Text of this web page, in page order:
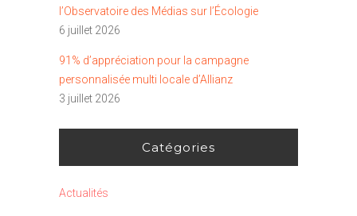
l’Observatoire des Médias sur l’Écologie
6 juillet 2026
91% d’appréciation pour la campagne
personnalisée multi locale d’Allianz
3 juillet 2026
Catégories
Actualités